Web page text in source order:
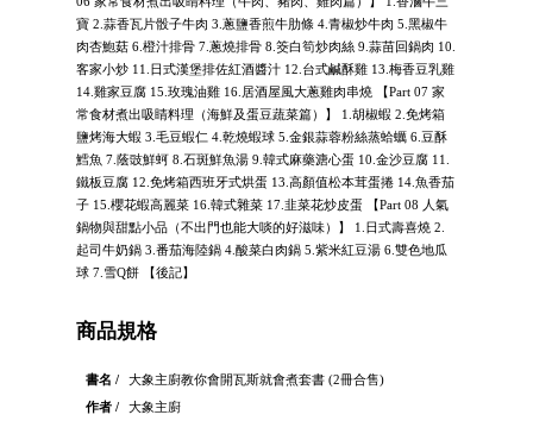
寶 2.蒜香瓦片骰子牛肉 3.蔥鹽香煎牛肋條 4.青椒炒牛肉 5.黑椒牛
肉杏鮑菇 6.橙汁排骨 7.蔥燒排骨 8.筊白筍炒肉絲 9.蒜苗回鍋肉 10.
客家小炒 11.日式漢堡排佐紅酒醬汁 12.台式鹹酥雞 13.梅香豆乳雞
14.雞家豆腐 15.玫瑰油雞 16.居酒屋風大蔥雞肉串燒 【Part 07 家
常食材煮出吸睛料理（海鮮及蛋豆蔬菜篇）】 1.胡椒蝦 2.免烤箱
鹽烤海大蝦 3.毛豆蝦仁 4.乾燒蝦球 5.金銀蒜蓉粉絲蒸蛤蠣 6.豆酥
鱈魚 7.蔭豉鮮蚵 8.石斑鮮魚湯 9.韓式麻藥溏心蛋 10.金沙豆腐 11.
鐵板豆腐 12.免烤箱西班牙式烘蛋 13.高顏值松本茸蛋捲 14.魚香茄
子 15.櫻花蝦高麗菜 16.韓式雜菜 17.韭菜花炒皮蛋 【Part 08 人氣
鍋物與甜點小品（不出門也能大啖的好滋味）】 1.日式壽喜燒 2.
起司牛奶鍋 3.番茄海陸鍋 4.酸菜白肉鍋 5.紫米紅豆湯 6.雙色地瓜
球 7.雪Q餅 【後記】
商品規格
書名 /
大象主廚教你會開瓦斯就會煮套書 (2冊合售)
作者 /
大象主廚